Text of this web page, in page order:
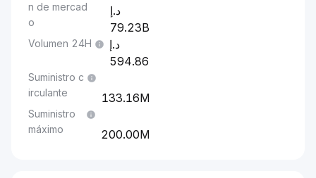
n de mercad
o
79.23B
Volumen 24H
594.86
Suministro c
irculante
133.16M
Suministro
máximo
200.00M